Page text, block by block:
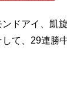
ドアイ、凱
て、29連勝